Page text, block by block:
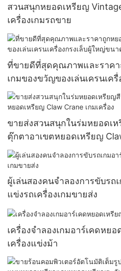
สวนสนุกหยอดเหรียญ
เครื่องเกมรถขาย
ที่ขายดีที่สุดคุณภาพและราคา
เกมของขวัญของเล่นเครนเค
ใหญ่
ขายส่งสวนสนุกในร่มหยอดเ
ตุ๊กตาอาเขตหยอดเหรียญ
ผู้เล่นสองคนจำลองการขับรถ
แข่งรถเครื่องเกมขายส่ง
เครื่องจำลองเกมอาร์เคดหย
เครื่องแข่งม้า